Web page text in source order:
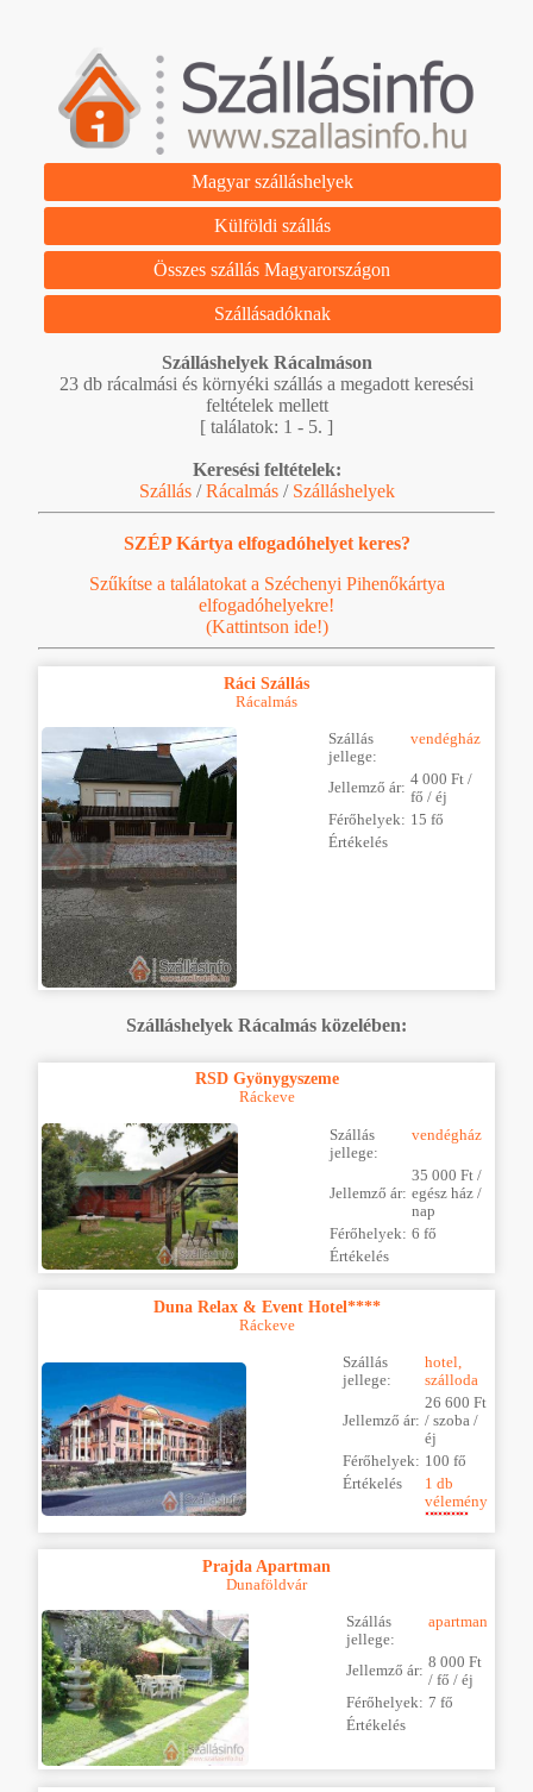
Magyar szálláshelyek
Külföldi szállás
Összes szállás Magyarországon
Szállásadóknak
Szálláshelyek Rácalmáson
23 db rácalmási és környéki szállás a megadott keresési
feltételek mellett
[ találatok: 1 - 5. ]
Keresési feltételek:
Szállás/Rácalmás/ Szálláshelyek
SZÉP Kártya elfogadóhelyet keres?
Szűkítse a találatokat a Széchenyi Pihenőkártya
elfogadóhelyekre!
(Kattintson ide!)
Ráci Szállás
Rácalmás
Szállás
jellege:
vendégház
Jellemző ár: 4 000 Ft /
fő / éj
Férőhelyek: 15 fő
Értékelés
Szálláshelyek Rácalmás közelében:
RSD Gyönygyszeme
Ráckeve
Szállás
jellege:
vendégház
Jellemző ár:
35 000 Ft /
egész ház /
nap
Férőhelyek: 6 fő
Értékelés
Duna Relax & Event Hotel****
Ráckeve
Szállás
jellege:
hotel,
szálloda
Jellemző ár:
26 600 Ft
/ szoba /
éj
Férőhelyek: 100 fő
Értékelés
1 db
vélemény
Prajda Apartman
Dunaföldvár
Szállás
jellege:
apartman
Jellemző ár: 8 000 Ft
/ fő / éj
Férőhelyek: 7 fő
Értékelés